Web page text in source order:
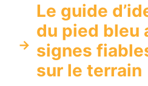
Le guide
du pied bleu
signes
sur le terrain